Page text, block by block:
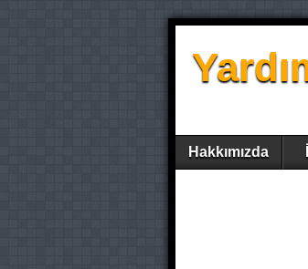
Hakkımızda